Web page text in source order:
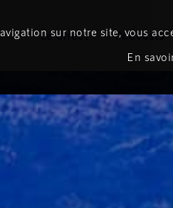
Le direct Podcasts
sur notre site, vous
En